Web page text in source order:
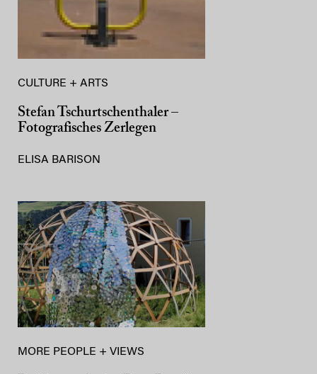
CULTURE + ARTS
Stefan Tschurtschenthaler –
Fotografisches Zerlegen
ELISA BARISON
MORE PEOPLE + VIEWS